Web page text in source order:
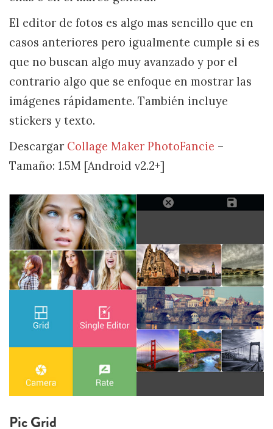
El editor de fotos es algo mas sencillo que en
casos anteriores pero igualmente cumple si es
que no buscan algo muy avanzado y por el
contrario algo que se enfoque en mostrar las
imágenes rápidamente. También incluye
stickers y texto.
Descargar Collage Maker PhotoFancie –
Tamaño: 1.5M [Android v2.2+]
Pic Grid